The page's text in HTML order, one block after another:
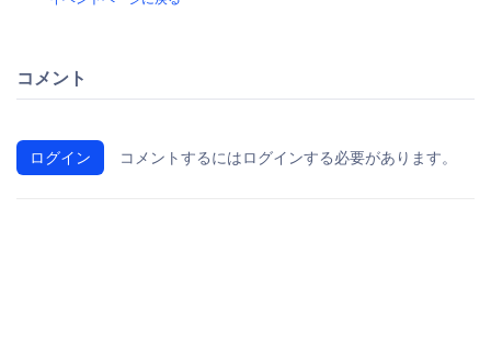
コメント
ログイン コメントするにはログインする必要があります。